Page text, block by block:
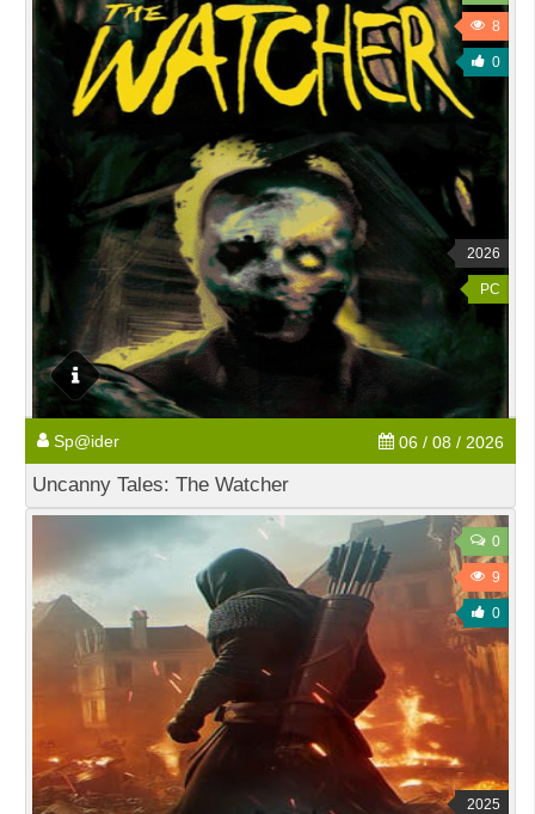
8
0
2026
PC
Sp@ider 06 / 08 / 2026
Uncanny Tales: The Watcher
0
9
0
2025